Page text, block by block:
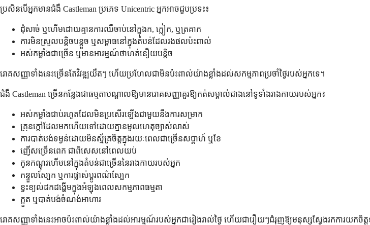
ប្រសិនបើអ្នកមានជំងឺ Castleman ប្រភេទ Unicentric អ្នកអាចជួបប្រទះ៖
ដុំសាច់ ឬហើមដោយគ្មានការឈឺចាប់នៅក្នុងក, ក្លៀក, ឬត្រគាក
ការមិនស្រួលបន្តិចបន្តួច ឬសម្ពាធនៅក្នុងតំបន់ដែលរងផលប៉ះពាល់
អស់កម្លាំងជាច្រើន ឬមានអារម្មណ៍ថាហត់នឿយបន្តិច
រោគសញ្ញាទាំងនេះច្រើនតែវិវឌ្ឍយឺតៗ ហើយប្រហែលជាមិនប៉ះពាល់យ៉ាងខ្លាំងដល់សកម្មភាពប្រចាំថ្ងៃរបស់អ្នកទេ។
ជំងឺ Castleman ច្រើនកន្លែងជាធម្មតាបណ្តាលឱ្យមានរោគសញ្ញាគួរឱ្យកត់សម្គាល់ជាងនៅទូទាំងរាងកាយរបស់អ្នក៖
អស់កម្លាំងជាប់រហូតដែលមិនប្រសើរឡើងជាមួយនឹងការសម្រាក
គ្រុនក្តៅដែលមកហើយទៅដោយគ្មានមូលហេតុច្បាស់លាស់
ការបាត់បង់ទម្ងន់ដោយមិនស្ម័គ្រចិត្តក្នុងរយៈពេលជាច្រើនសប្តាហ៍ ឬខែ
ញើសច្រើនពេក ជាពិសេសនៅពេលយប់
កូនកណ្ដុរហើមនៅក្នុងតំបន់ជាច្រើននៃរាងកាយរបស់អ្នក
កន្ទួលស្បែក ឬការផ្លាស់ប្តូរពណ៌ស្បែក
ខ្វះខ្យល់ដកដង្ហើមក្នុងអំឡុងពេលសកម្មភាពធម្មតា
ក្អួត ឬបាត់បង់ចំណង់អាហារ
រោគសញ្ញាទាំងនេះអាចប៉ះពាល់យ៉ាងខ្លាំងដល់អារម្មណ៍របស់អ្នកជារៀងរាល់ថ្ងៃ ហើយជារឿយៗជំរុញឱ្យមនុស្សស្វែងរកការយកចិត្តទុ